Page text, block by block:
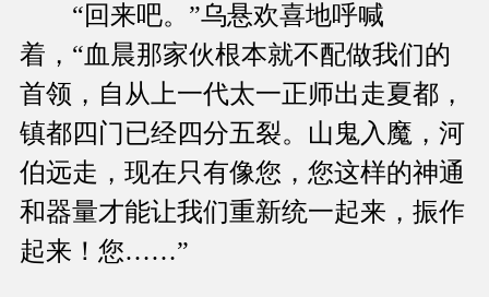
“回来吧。”乌悬欢喜地呼喊
着，“血晨那家伙根本就不配做我们的
首领，自从上一代太一正师出走夏都，
镇都四门已经四分五裂。山鬼入魔，河
伯远走，现在只有像您，您这样的神通
和器量才能让我们重新统一起来，振作
起来！您……”